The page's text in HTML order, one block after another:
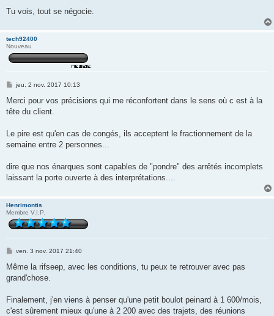
Tu vois, tout se négocie.
tech92400
Nouveau
M
s
a
jeu. 2 nov. 2017 10:13
Merci pour vos précisions qui me réconfortent dans le sens où c est à la
tête du client.
Le pire est qu'en cas de congés, ils acceptent le fractionnement de la
semaine entre 2 personnes...
dire que nos énarques sont capables de "pondre" des arrêtés incomplets
laissant la porte ouverte à des interprétations....
Henrimontis
Membre V.I.P.
M
s
a
ven. 3 nov. 2017 21:40
Même la rifseep, avec les conditions, tu peux te retrouver avec pas
grand'chose.
Finalement, j'en viens à penser qu'une petit boulot peinard à 1 600/mois,
c'est sûrement mieux qu'une à 2 200 avec des trajets, des réunions